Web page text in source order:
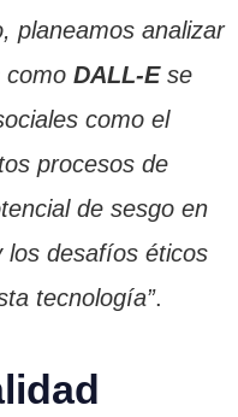
planeamos analizar
como DALL-E se
como el
procesos de
de sesgo en
los desafíos éticos
tecnología”.